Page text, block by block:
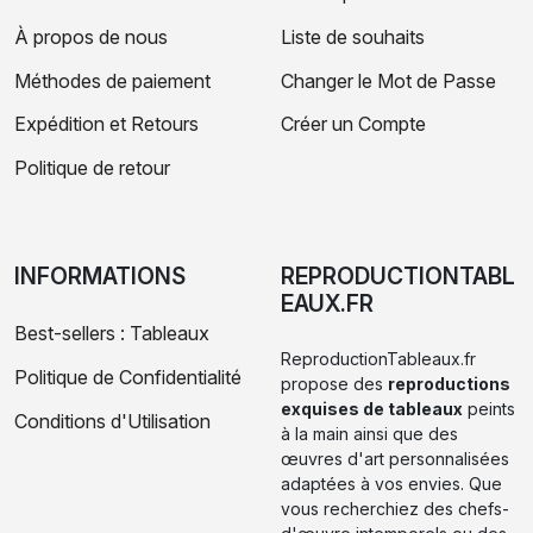
À propos de nous
Méthodes de paiement
Expédition et Retours
Politique de retour
Liste de souhaits
Changer le Mot de Passe
Créer un Compte
INFORMATIONS
Best-sellers : Tableaux
Politique de Confidentialité
Conditions d'Utilisation
REPRODUCTIONTABL
EAUX.FR
ReproductionTableaux.fr
propose des reproductions
exquises de tableaux peints
à la main ainsi que des
œuvres d'art personnalisées
adaptées à vos envies. Que
vous recherchiez des chefs-